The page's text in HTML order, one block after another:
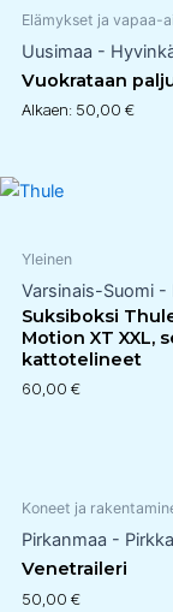
Elämykset ja vapaa-
Uusimaa -
Vuokrataan
Alkaen: 50,00 €
Yleinen
Varsinais-Suomi -
Suksiboksi
Motion XT XXL,
kattotelineet
60,00 €
Koneet ja
Pirkanmaa -
Venetraileri
50,00 €